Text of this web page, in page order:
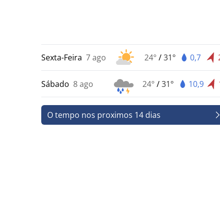
Sexta-Feira 7 ago 24° /31° 0,7
Sábado 8 ago 24° /31° 10,9
O tempo nos proximos 14 dias